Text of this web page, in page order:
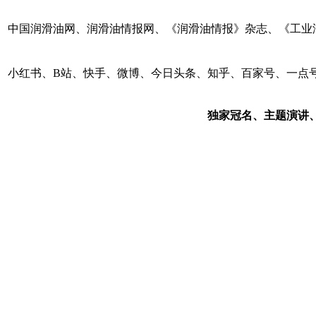
中国润滑油网、润滑油情报网、《润滑油情报》杂志、《工
小红书、B站、快手、微博、今日头条、知乎、百家号、一
独家冠名、主题演讲